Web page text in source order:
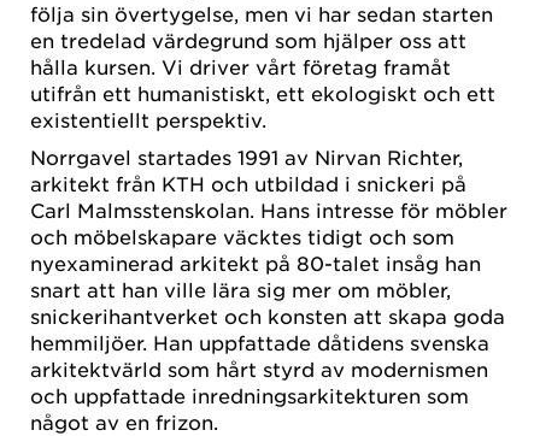
följa sin övertygelse, men vi har sedan starten
en tredelad värdegrund som hjälper oss att
hålla kursen. Vi driver vårt företag framåt
utifrån ett humanistiskt, ett ekologiskt och ett
existentiellt perspektiv.
Norrgavel startades 1991 av Nirvan Richter,
arkitekt från KTH och utbildad i snickeri på
Carl Malmsstenskolan. Hans intresse för möbler
och möbelskapare väcktes tidigt och som
nyexaminerad arkitekt på 80-talet insåg han
snart att han ville lära sig mer om möbler,
snickerihantverket och konsten att skapa goda
hemmiljöer. Han uppfattade dåtidens svenska
arkitektvärld som hårt styrd av modernismen
och uppfattade inredningsarkitekturen som
något av en frizon.